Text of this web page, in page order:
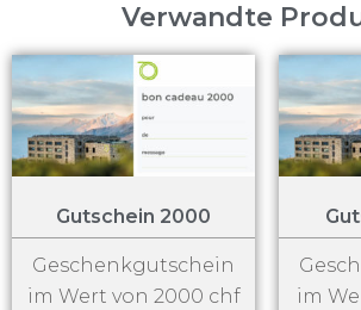
Verwandte
Gutschein 2000
Geschenkgutschein
im Wert von 2000 chf
im